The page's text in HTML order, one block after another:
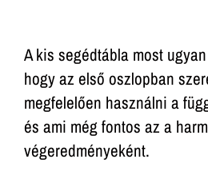
A kis segédtábla most
hogy az első oszlopban
megfelelően használni a
és ami még fontos az a
végeredményeként.